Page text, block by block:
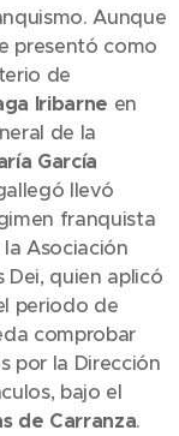
Aunque
presentó como
de
Iribarne en
de la
García
llevó
franquista
Asociación
Dei, quien aplicó
periodo de
comprobar
por la Dirección
bajo el
de Carranza.